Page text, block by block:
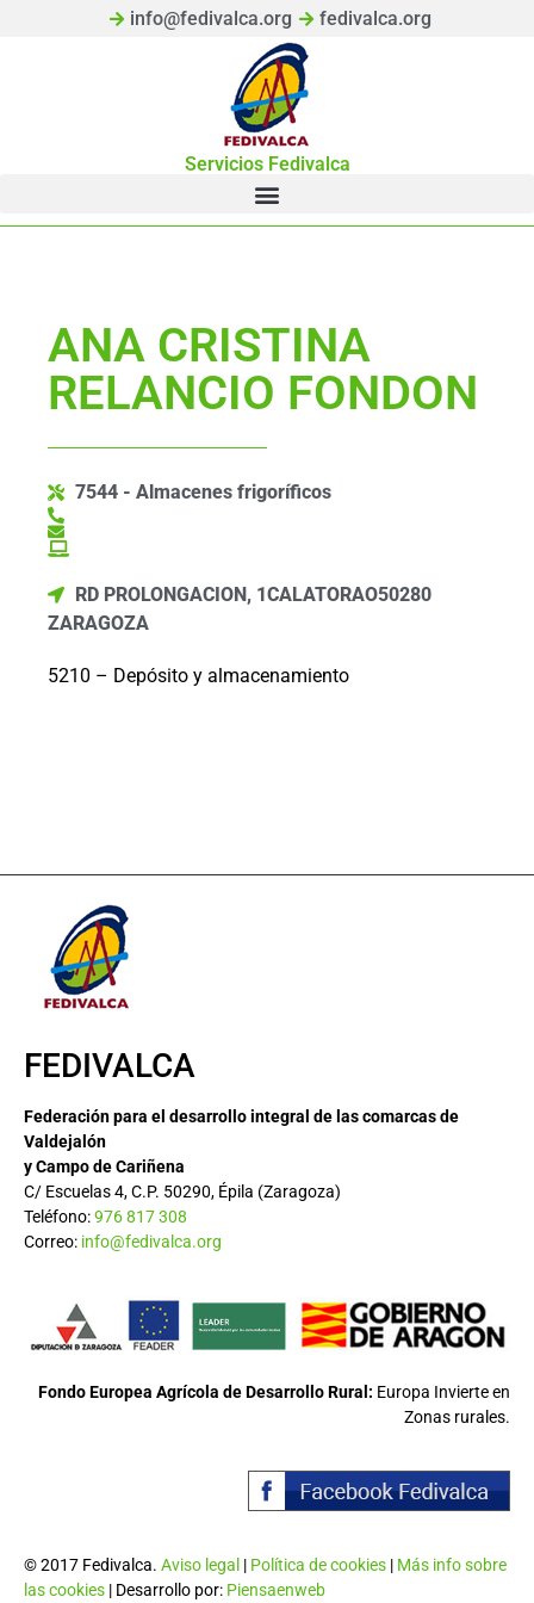
info@fedivalca.org fedivalca.org
Servicios Fedivalca
ANA CRISTINA
RELANCIO FONDON
7544 - Almacenes frigoríficos
RD PROLONGACION, 1CALATORAO50280
ZARAGOZA
5210 – Depósito y almacenamiento
FEDIVALCA
Federación para el desarrollo integral de las comarcas de
Valdejalón
y Campo de Cariñena
C/ Escuelas 4, C.P. 50290, Épila (Zaragoza)
Teléfono:976 817 308
Correo: info@fedivalca.org
Fondo Europea Agrícola de Desarrollo Rural: Europa Invierte en
Zonas rurales.
© 2017 Fedivalca. Aviso legal | Política de cookies | Más info sobre
las cookies | Desarrollo por: Piensaenweb